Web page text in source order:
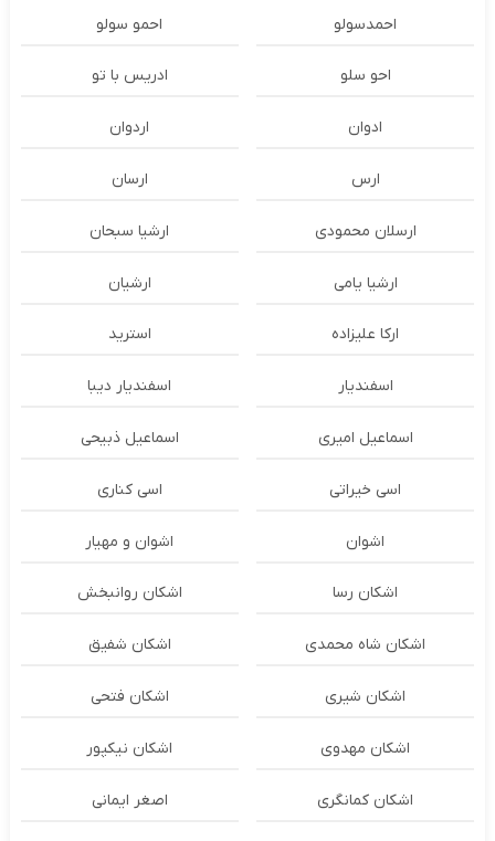
احمدسولو احمو سولو
احو سلو ادریس با تو
ادوان اردوان
ارس ارسان
ارسلان محمودی ارشیا سبحان
ارشیا یامی ارشیان
ارکا علیزاده استرید
اسفندیار اسفندیار دیبا
اسماعیل امیری اسماعیل ذبیحی
اسی خیراتی اسی کناری
اشوان اشوان و مهیار
اشکان رسا اشکان روانبخش
اشکان شاه محمدی اشکان شفیق
اشکان شیری اشکان فتحی
اشکان مهدوی اشکان نیکپور
اشکان‌ کمانگری اصغر ایمانی